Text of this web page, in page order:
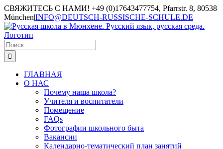
СВЯЖИТЕСЬ С НАМИ! +49 (0)17643477754, Pfarrstr. 8, 80538
München|INFO@DEUTSCH-RUSSISCHE-SCHULE.DE
ГЛАВНАЯ
О НАС
Почему наша школа?
Учителя и воспитатели
Помещение
FAQs
Фотографии школьного быта
Вакансии
Календарно-тематический план занятий